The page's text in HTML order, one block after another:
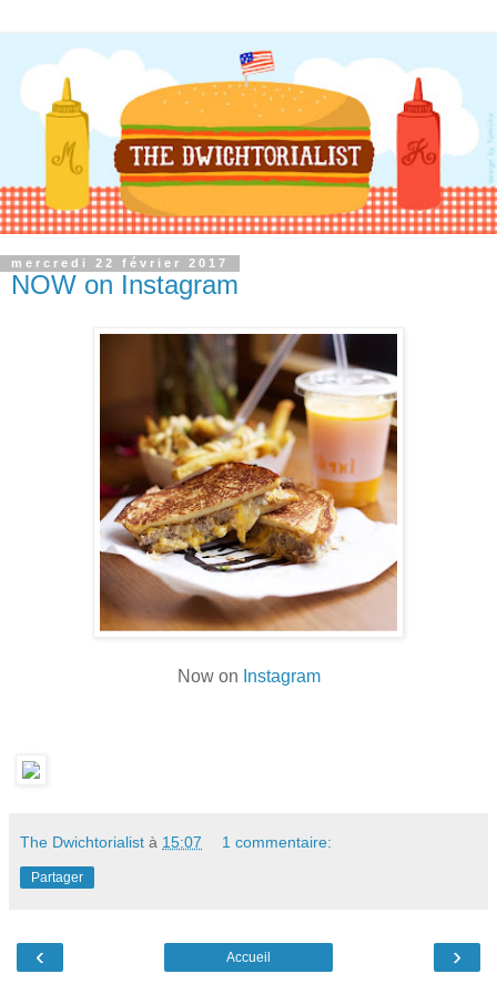
mercredi 22 février 2017
NOW on Instagram
Now on Instagram
The Dwichtorialist à 15:07 1 commentaire:
Partager
‹ ›
Accueil